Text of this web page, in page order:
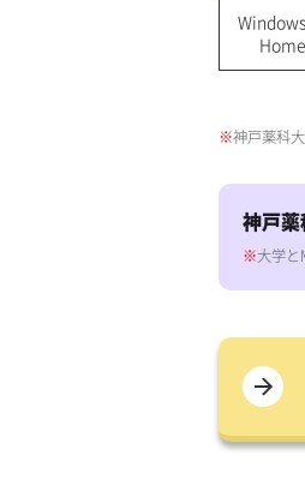
Home
神戸薬科
神戸
大学